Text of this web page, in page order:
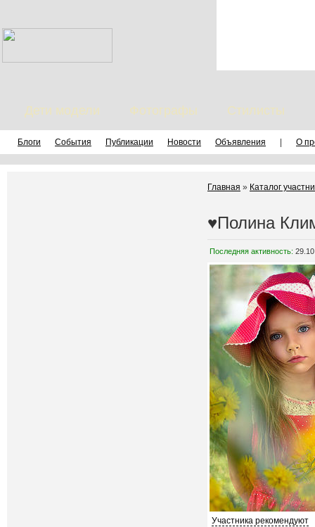
Дети модели Фотографы Стилисты
Блоги События Публикации Новости Объявления О
Главная » Каталог
♥Полина
Последняя активность:
Участника рекомендуют